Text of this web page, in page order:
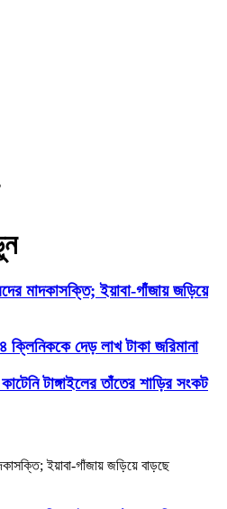
মাদকাসক্তি; ইয়াবা-গাঁজায় জড়িয়ে
ক্লিনিককে দেড় লাখ টাকা জরিমানা
টাঙ্গাইলের তাঁতের শাড়ির সংকট